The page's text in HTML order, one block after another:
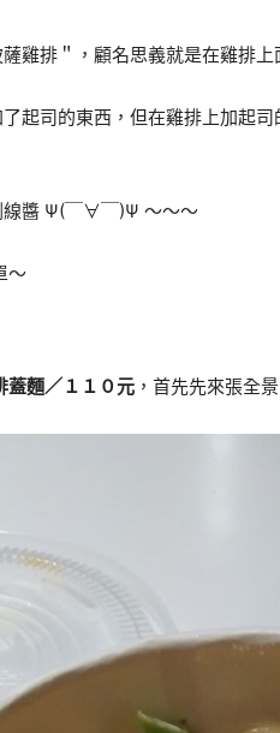
雞排＂，顧名思義就是在雞排
起司的東西，但在雞排上加起
線醬 Ψ(￣∀￣)Ψ ～～～
～
蓋麵／１１０元 ，首先先來張全